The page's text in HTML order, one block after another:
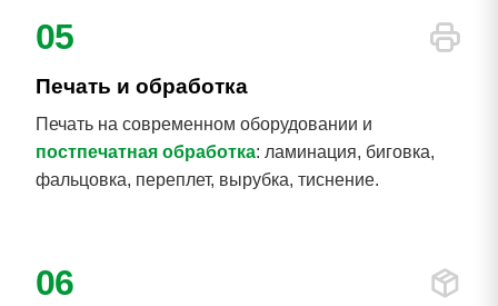
05
Печать и обработка
Печать на современном оборудовании и
постпечатная обработка: ламинация, биговка,
фальцовка, переплет, вырубка, тиснение.
06